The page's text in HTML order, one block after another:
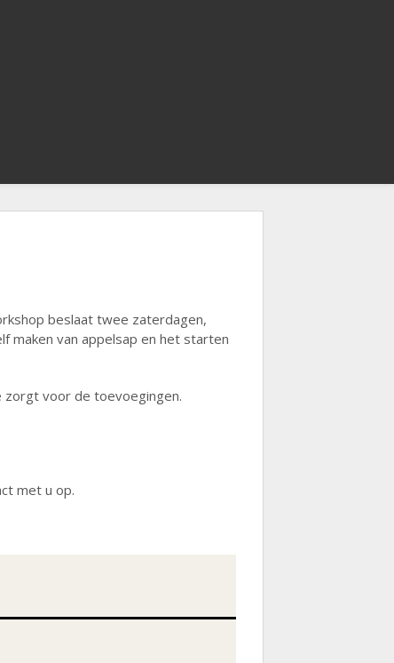
beslaat twee zaterdagen,
van appelsap en het starten
zorgt voor de toevoegingen.
met u op.